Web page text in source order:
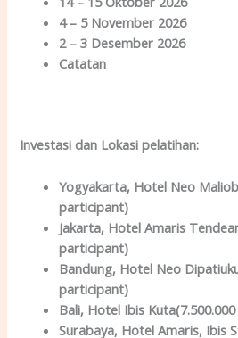
4 – 5 November 2026
2 – 3 Desember 2026
Catatan
Investasi dan Lokasipelatihan:
Yogyakarta, Hotel Neo
participant)
Jakarta, Hotel Amaris
participant)
Bandung, Hotel Neo
participant)
Bali, Hotel Ibis
Surabaya, Hotel Amaris, Ibis